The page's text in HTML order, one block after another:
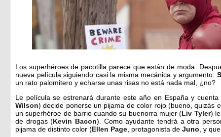
Los superhéroes de pacotilla parece que están de moda.
nueva película siguiendo casi la misma mecánica y argumento:
un rato palomitero y echarse unas risas no está nada mal, ¿no?
Le película se estrenará durante este año en España y
Wilson) decide ponerse un pijama de color rojo (bueno, quizás
un superhéroe de barrio cuando su buenorra mujer (Liv Tyler)
de drogas (Kevin Bacon). Como ayudante tendrá a otra
pijama de distinto color (Ellen Page , protagonista de Juno , y